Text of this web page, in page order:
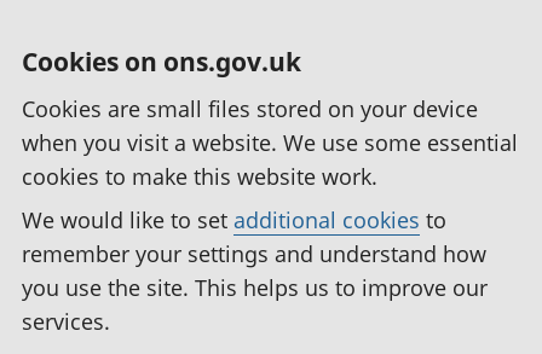
Cookies on ons.gov.uk
Cookies are small files stored on your device
when you visit a website. We use some essential
cookies to make this website work.
We would like to set additional cookies to
remember your settings and understand how
you use the site. This helps us to improve our
services.